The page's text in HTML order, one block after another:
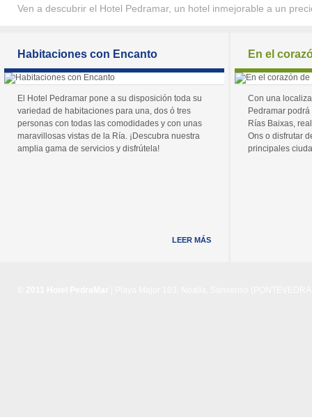
Ven a descubrir el Hotel Pedramar, un hotel inmejorable a un
Habitaciones con Encanto
El Hotel Pedramar pone a su disposición toda su
variedad de habitaciones para una, dos ó tres
personas con todas las comodidades y con unas
maravillosas vistas de la Ría. ¡Descubra nuestra
amplia gama de servicios y disfrútela!
LEER MÁS
En el
Con una
Pedramar
Rías Baixas,
Ons o disfrutar
principales